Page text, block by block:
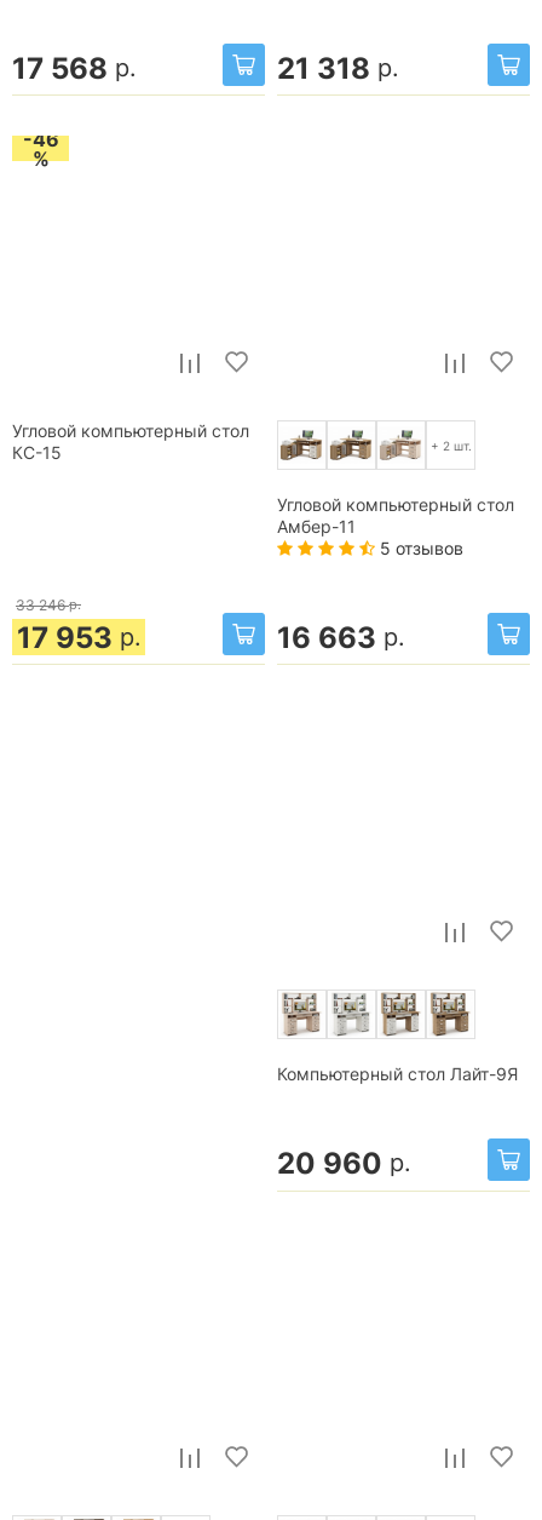
17 568 р. 21 318 р.
-46
%
Угловой компьютерный стол
КС-15
33 246 р.
17 953 р.
+ 2 шт.
Угловой компьютерный стол
Амбер-11
5 отзывов
16 663 р.
Компьютерный стол Лайт-9Я
20 960 р.